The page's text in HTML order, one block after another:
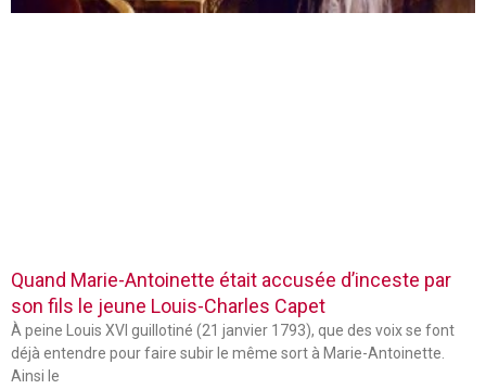
Quand Marie-Antoinette était accusée d’inceste par
son fils le jeune Louis-Charles Capet
À peine Louis XVI guillotiné (21 janvier 1793), que des voix se font
déjà entendre pour faire subir le même sort à Marie-Antoinette.
Ainsi le